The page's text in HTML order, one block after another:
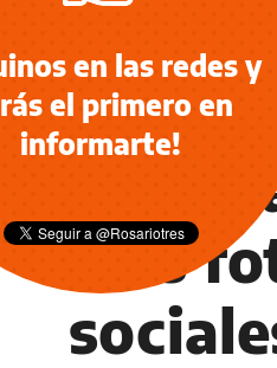
INFORMACIÓN GENERAL
El
más
en las redes y
el primero en
informarte!